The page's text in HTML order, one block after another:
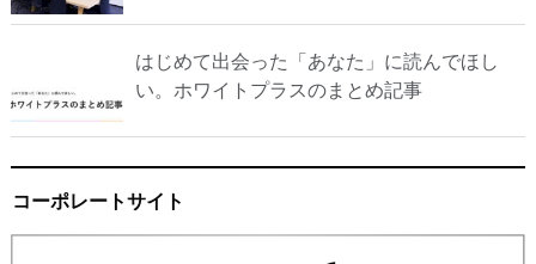
はじめて出会った「あなた」に読んでほし
い。ホワイトプラスのまとめ記事
コーポレートサイト